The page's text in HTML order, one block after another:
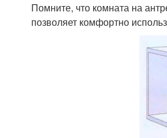
Помните, что комната на
позволяет комфортно